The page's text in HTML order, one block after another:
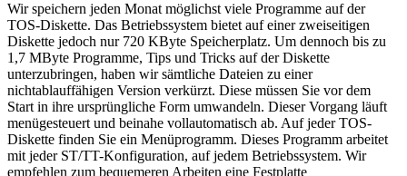
Wir speichern jeden Monat möglichst viele Programme auf der
TOS-Diskette. Das Betriebssystem bietet auf einer zweiseitigen
Diskette jedoch nur 720 KByte Speicherplatz. Um dennoch bis zu
1,7 MByte Programme, Tips und Tricks auf der Diskette
unterzubringen, haben wir sämtliche Dateien zu einer
nichtablauffähigen Version verkürzt. Diese müssen Sie vor dem
Start in ihre ursprüngliche Form umwandeln. Dieser Vorgang läuft
menügesteuert und beinahe vollautomatisch ab. Auf jeder TOS-
Diskette finden Sie ein Menüprogramm. Dieses Programm arbeitet
mit jeder ST/TT-Konfiguration, auf jedem Betriebssystem. Wir
empfehlen zum bequemeren Arbeiten eine Festplatte